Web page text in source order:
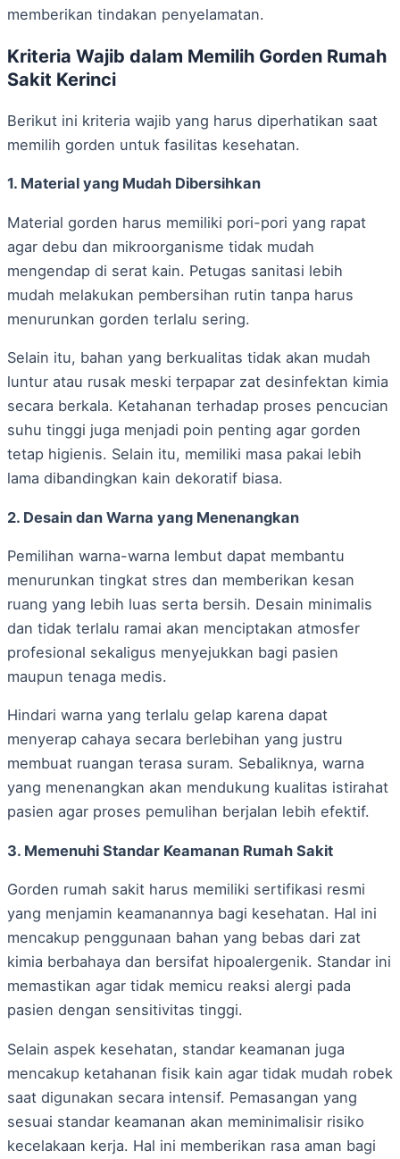
memberikan tindakan penyelamatan.
Kriteria Wajib dalam Memilih Gorden Rumah
Sakit Kerinci
Berikut ini kriteria wajib yang harus diperhatikan saat
memilih gorden untuk fasilitas kesehatan.
1. Material yang Mudah Dibersihkan
Material gorden harus memiliki pori-pori yang rapat
agar debu dan mikroorganisme tidak mudah
mengendap di serat kain. Petugas sanitasi lebih
mudah melakukan pembersihan rutin tanpa harus
menurunkan gorden terlalu sering.
Selain itu, bahan yang berkualitas tidak akan mudah
luntur atau rusak meski terpapar zat desinfektan kimia
secara berkala. Ketahanan terhadap proses pencucian
suhu tinggi juga menjadi poin penting agar gorden
tetap higienis. Selain itu, memiliki masa pakai lebih
lama dibandingkan kain dekoratif biasa.
2. Desain dan Warna yang Menenangkan
Pemilihan warna-warna lembut dapat membantu
menurunkan tingkat stres dan memberikan kesan
ruang yang lebih luas serta bersih. Desain minimalis
dan tidak terlalu ramai akan menciptakan atmosfer
profesional sekaligus menyejukkan bagi pasien
maupun tenaga medis.
Hindari warna yang terlalu gelap karena dapat
menyerap cahaya secara berlebihan yang justru
membuat ruangan terasa suram. Sebaliknya, warna
yang menenangkan akan mendukung kualitas istirahat
pasien agar proses pemulihan berjalan lebih efektif.
3. Memenuhi Standar Keamanan Rumah Sakit
Gorden rumah sakit harus memiliki sertifikasi resmi
yang menjamin keamanannya bagi kesehatan. Hal ini
mencakup penggunaan bahan yang bebas dari zat
kimia berbahaya dan bersifat hipoalergenik. Standar ini
memastikan agar tidak memicu reaksi alergi pada
pasien dengan sensitivitas tinggi.
Selain aspek kesehatan, standar keamanan juga
mencakup ketahanan fisik kain agar tidak mudah robek
saat digunakan secara intensif. Pemasangan yang
sesuai standar keamanan akan meminimalisir risiko
kecelakaan kerja. Hal ini memberikan rasa aman bagi